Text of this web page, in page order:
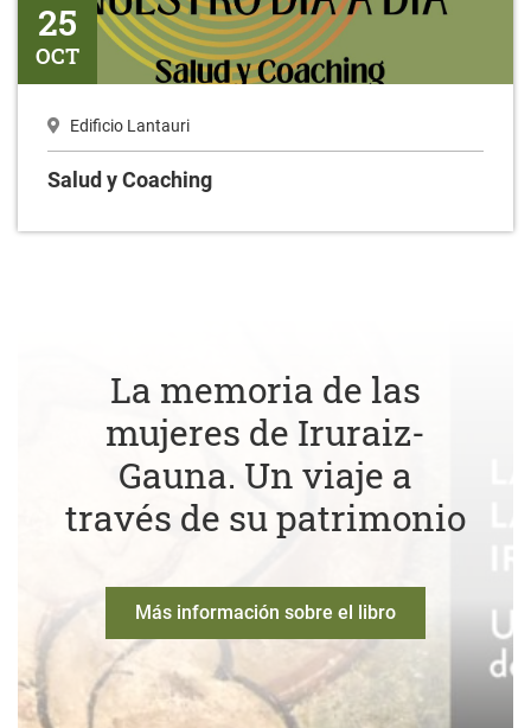
25
OCT
Edificio Lantauri
Salud y Coaching
La memoria de las
mujeres de Iruraiz-
Gauna. Un viaje a
través de su patrimonio
Más información sobre el libro